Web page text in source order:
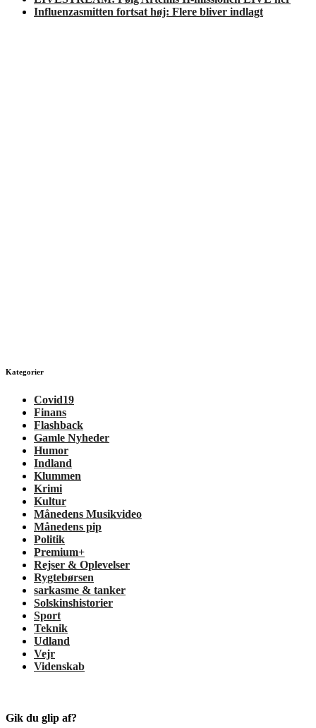
Influenzasmitten fortsat høj: Flere bliver indlagt
Kategorier
Covid19
Finans
Flashback
Gamle Nyheder
Humor
Indland
Klummen
Krimi
Kultur
Månedens Musikvideo
Månedens pip
Politik
Premium+
Rejser & Oplevelser
Rygtebørsen
sarkasme & tanker
Solskinshistorier
Sport
Teknik
Udland
Vejr
Videnskab
Gik du glip af?